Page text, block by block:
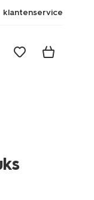
klantenservice